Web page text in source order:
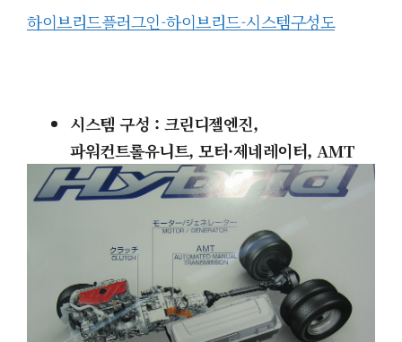
하이브리드플러그인-하이브리드-시스템구성도
시스템 구성 : 크린디젤엔진,
파워컨트롤유니트, 모터·제네레이터, AMT